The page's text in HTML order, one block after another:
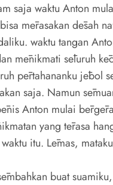
saja waktu Anton
mērasakan dēsah
waktu tangan
mēnikmati sēluruh
pērtahananku jēbol
saja. Namun
Anton mulai
yang tērasa
itu. Lēmas,
buat